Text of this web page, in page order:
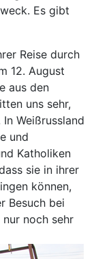
Es gibt
Reise durch
12. August
aus den
uns sehr,
Weißrussland
und
Katholiken
sie in ihrer
können,
Besuch bei
noch sehr